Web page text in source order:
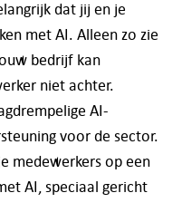
dat jij en je
met AI. Alleen zo zie
bedrijf kan
niet achter.
AI-
voor de sector.
medewerkers op een
AI, speciaal gericht